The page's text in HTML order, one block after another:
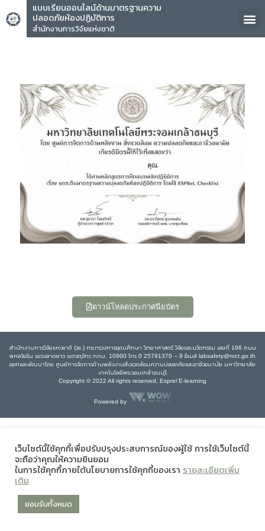
แบบเรียนออนไลน์ด้านมาตรฐานความ
ปลอดภัยห้องปฏิบัติการ
สำนักงานการวิจัยแห่งชาติ
คุณ
ดาวน์โหลดประกาศนียบัตร
สำนักงานการวิจัยแห่งชาติ (วช.) กระทรวงการอุดมศึกษา วิทยาศาสตร์ วิจัยและนวัตกรรม เลขที่ 196 ถนน
พหลโยธิน แขวงลาดยาว เขตจตุจักร กทม. 10900 โทร 0 25791370 – 9 อีเมล์ labsafety@nrct.go.th
ออกและพัฒนาโดย ศูนย์การจัดการด้านพลังงานสิ่งแวดล้อมความปลอดภัยและอาชีวอนามัย มหาวิทยาลัย
เทคโนโลยีพระจอมเกล้าธนบุรี
Copyright © 2022 All rights reserved, Esprel E-learning
Powered by
เว็บไซต์นี้ใช้คุกกี้เพื่อปรับปรุงประสบการณ์ของผู้ใช้ การใช้เว็บไซต์นี้
จะถือว่าคุณให้ความยินยอม
ในการใช้คุกกี้ภายใต้นโยบายการใช้คุกกี้ของเรา รายละเอียดเพิ่ม
เติม
ยอมรับทั้งหมด